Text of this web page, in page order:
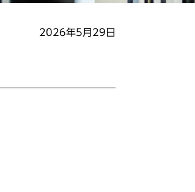
2026年5月29日